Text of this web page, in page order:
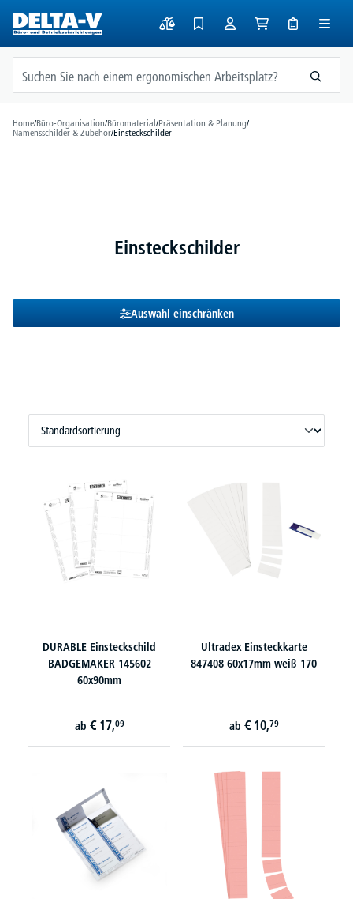
springen
Home/Büro-Organisation/Büromaterial/Präsentation & Planung/
Namensschilder & Zubehör/Einsteckschilder
Einsteckschilder
Auswahl einschränken
DURABLE Einsteckschild
BADGEMAKER 145602
60x90mm
ab € 17,09
Ultradex Einsteckkarte
847408 60x17mm weiß 170
ab € 10,79